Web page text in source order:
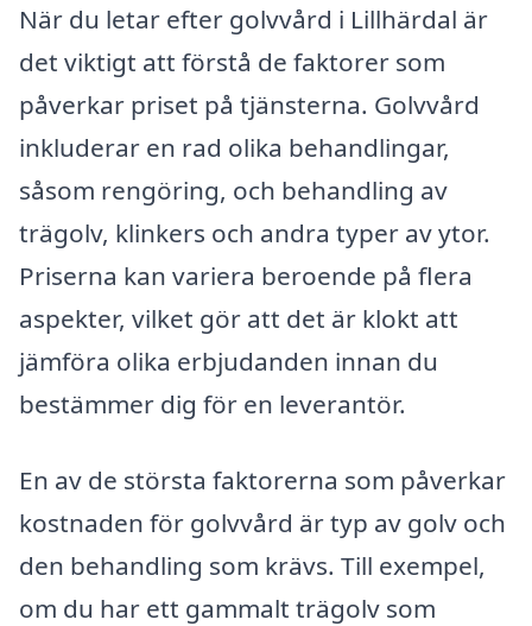
När du letar efter golvvård i Lillhärdal är
det viktigt att förstå de faktorer som
påverkar priset på tjänsterna. Golvvård
inkluderar en rad olika behandlingar,
såsom rengöring, och behandling av
trägolv, klinkers och andra typer av ytor.
Priserna kan variera beroende på flera
aspekter, vilket gör att det är klokt att
jämföra olika erbjudanden innan du
bestämmer dig för en leverantör.
En av de största faktorerna som påverkar
kostnaden för golvvård är typ av golv och
den behandling som krävs. Till exempel,
om du har ett gammalt trägolv som